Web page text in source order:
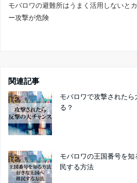
モバロワの避難所はうまく活用しないと
ー攻撃が危険
関連記事
モバロワで攻撃された
る？
モバロワの王国番号を
民する方法